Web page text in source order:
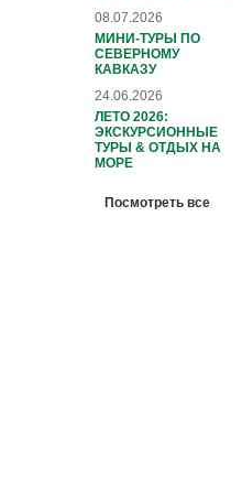
08.07.2026
МИНИ-ТУРЫ ПО
СЕВЕРНОМУ
КАВКАЗУ
24.06.2026
ЛЕТО 2026:
ЭКСКУРСИОННЫЕ
ТУРЫ & ОТДЫХ НА
МОРЕ
Посмотреть все